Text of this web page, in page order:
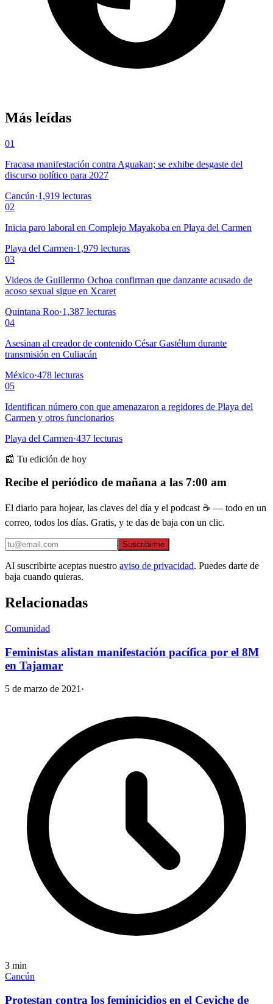
Más leídas
01
Fracasa manifestación contra Aguakan; se exhibe desgaste del
discurso político para 2027
Cancún·1,919 lecturas
02
Inicia paro laboral en Complejo Mayakoba en Playa del Carmen
Playa del Carmen·1,979 lecturas
03
Videos de Guillermo Ochoa confirman que danzante acusado de
acoso sexual sigue en Xcaret
Quintana Roo·1,387 lecturas
04
Asesinan al creador de contenido César Gastélum durante
transmisión en Culiacán
México·478 lecturas
05
Identifican número con que amenazaron a regidores de Playa del
Carmen y otros funcionarios
Playa del Carmen·437 lecturas
📰 Tu edición de hoy
Recibe el periódico de mañana a las 7:00 am
El diario para hojear, las claves del día y el podcast ☕ — todo en un
correo, todos los días. Gratis, y te das de baja con un clic.
Suscribirme
Al suscribirte aceptas nuestro aviso de privacidad. Puedes darte de
baja cuando quieras.
Relacionadas
Comunidad
Feministas alistan manifestación pacífica por el 8M
en Tajamar
5 de marzo de 2021 ·
3 min
Cancún
Protestan contra los feminicidios en el Ceviche de